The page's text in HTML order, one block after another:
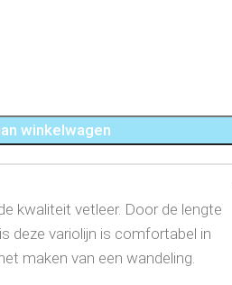
winkelwagen
kwaliteit vetleer. Door de lengte
deze variolijn is comfortabel in
maken van een wandeling.